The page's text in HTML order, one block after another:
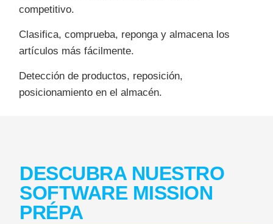
competitivo.
Clasifica, comprueba, reponga y almacena los
artículos más fácilmente.
Detección de productos, reposición,
posicionamiento en el almacén.
DESCUBRA NUESTRO
SOFTWARE MISSION
PRÉPA